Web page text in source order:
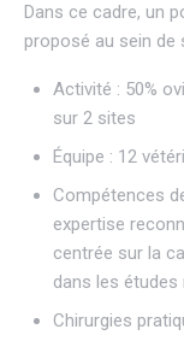
Dans ce cadre, un
proposé au sein de
Activité : 50%
sur 2 sites
Équipe : 12
Compétences
expertise
centrée sur la
dans les
Chirurgies